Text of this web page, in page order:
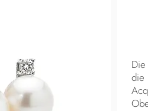
die